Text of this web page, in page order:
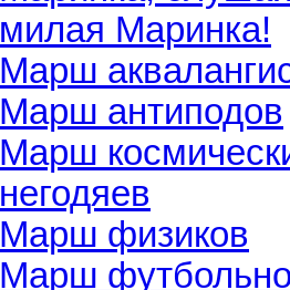
милая Маринка!
Марш
Марш антиподов
Марш
негодяев
Марш физиков
Марш